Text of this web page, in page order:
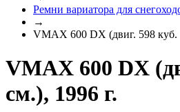
Ремни вариатора для
→
VMAX 600 DX (двиг. 598 куб.
VMAX 600 DX
см.), 1996 г.